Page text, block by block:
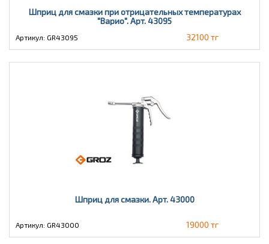
Шприц для смазки при отрицательных температурах
"Варио". Арт. 43095
Артикул: GR43095 32100 тг
Шприц для смазки. Арт. 43000
Артикул: GR43000 19000 тг